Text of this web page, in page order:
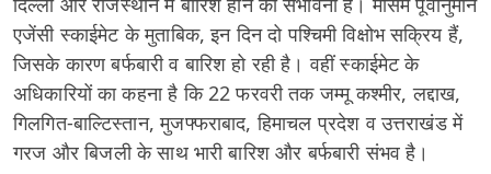
एजेंसी स्काईमेट के मुताबिक, इन दिन दो पश्चिमी विक्षोभ सक्रिय हैं,
जिसके कारण बर्फबारी व बारिश हो रही है। वहीं स्काईमेट के
अधिकारियों का कहना है कि 22 फरवरी तक जम्मू कश्मीर, लद्दाख,
गिलगित-बाल्टिस्तान, मुजफ्फराबाद, हिमाचल प्रदेश व उत्तराखंड में
गरज और बिजली के साथ भारी बारिश और बर्फबारी संभव है।